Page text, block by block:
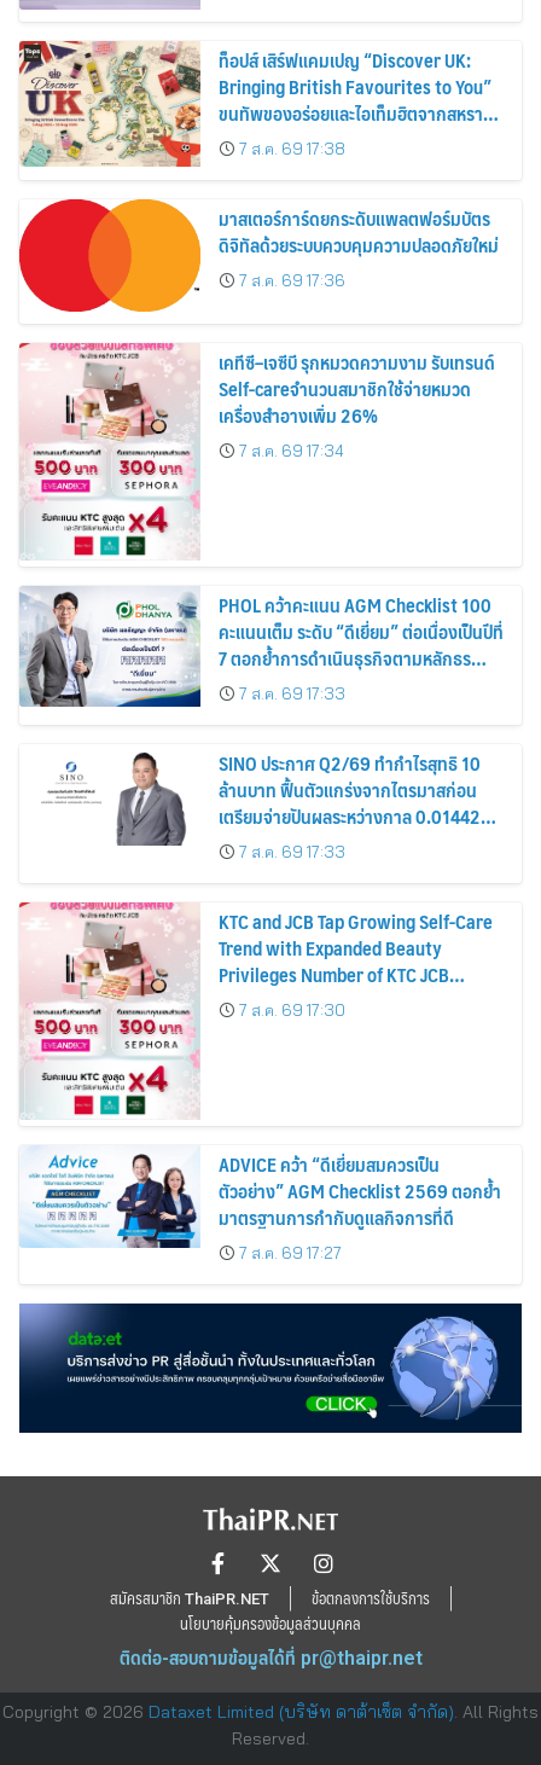
ท็อปส์ เสิร์ฟแคมเปญ “Discover UK:
Bringing British Favourites to You”
ขนทัพของอร่อยและไอเท็มฮิตจากสหราช
อาณาจักร ส่งตรงถึงมือตั้งแต่วันนี้ – 18
สิงหาคมนี้
7 ส.ค. 69 17:38
มาสเตอร์การ์ดยกระดับแพลตฟอร์มบัตร
ดิจิทัลด้วยระบบควบคุมความปลอดภัยใหม่
7 ส.ค. 69 17:36
เคทีซี–เจซีบี รุกหมวดความงาม รับเทรนด์
Self-careจำนวนสมาชิกใช้จ่ายหมวด
เครื่องสำอางเพิ่ม 26%
7 ส.ค. 69 17:34
PHOL คว้าคะแนน AGM Checklist 100
คะแนนเต็ม ระดับ “ดีเยี่ยม” ต่อเนื่องเป็นปีที่
7 ตอกย้ำการดำเนินธุรกิจตามหลักธร
รมาภิบาล โปร่งใส สร้างความเชื่อมั่นผู้ถือ
หุ้น
7 ส.ค. 69 17:33
SINO ประกาศ Q2/69 ทำกำไรสุทธิ 10
ล้านบาท ฟื้นตัวแกร่งจากไตรมาสก่อน
เตรียมจ่ายปันผลระหว่างกาล 0.014423
บาทต่อหุ้น ครึ่งปีหลังมุ่งเติบโตต่อเนื่อง
7 ส.ค. 69 17:33
KTC and JCB Tap Growing Self-Care
Trend with Expanded Beauty
Privileges Number of KTC JCB
Cardmembers Spending on
Cosmetics Rises 26%
7 ส.ค. 69 17:30
ADVICE คว้า “ดีเยี่ยมสมควรเป็น
ตัวอย่าง” AGM Checklist 2569 ตอกย้ำ
มาตรฐานการกำกับดูแลกิจการที่ดี
7 ส.ค. 69 17:27
สมัครสมาชิก ThaiPR.NET
ข้อตกลงการใช้บริการ
นโยบายคุ้มครองข้อมูลส่วนบุคคล
ติดต่อ-สอบถามข้อมูลได้ที่ pr@thaipr.net
Copyright © 2026 Dataxet Limited (บริษัท ดาต้าเซ็ต จำกัด). All Rights
Reserved.